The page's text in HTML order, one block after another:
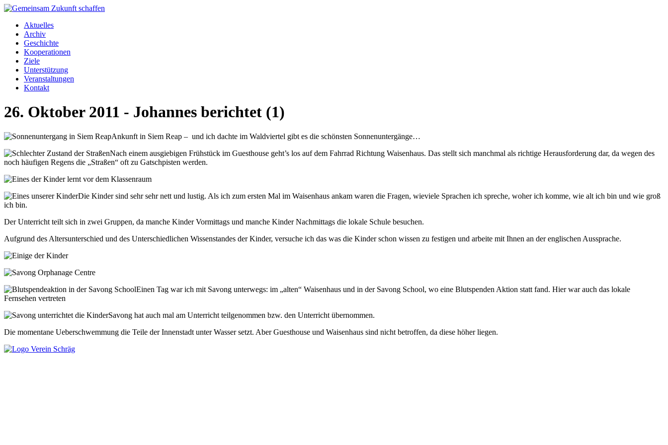
Aktuelles
Archiv
Geschichte
Kooperationen
Ziele
Unterstützung
Veranstaltungen
Kontakt
26. Oktober 2011 - Johannes berichtet (1)
Ankunft in Siem Reap – und ich dachte im Waldviertel gibt es die schönsten Sonnenuntergänge…
Nach einem ausgiebigen Frühstück im Guesthouse geht’s los auf dem Fahrrad Richtung Waisenhaus. Das stellt sich manchmal als richtige Herausforderung dar, da wegen des
noch häufigen Regens die „Straßen“ oft zu Gatschpisten werden.
Die Kinder sind sehr sehr nett und lustig. Als ich zum ersten Mal im Waisenhaus ankam waren die Fragen, wieviele Sprachen ich spreche, woher ich komme, wie alt ich bin und wie groß
ich bin.
Der Unterricht teilt sich in zwei Gruppen, da manche Kinder Vormittags und manche Kinder Nachmittags die lokale Schule besuchen.
Aufgrund des Altersunterschied und des Unterschiedlichen Wissenstandes der Kinder, versuche ich das was die Kinder schon wissen zu festigen und arbeite mit Ihnen an der englischen Aussprache.
Einen Tag war ich mit Savong unterwegs: im „alten“ Waisenhaus und in der Savong School, wo eine Blutspenden Aktion statt fand. Hier war auch das lokale
Fernsehen vertreten
Savong hat auch mal am Unterricht teilgenommen bzw. den Unterricht übernommen.
Die momentane Ueberschwemmung die Teile der Innenstadt unter Wasser setzt. Aber Guesthouse und Waisenhaus sind nicht betroffen, da diese höher liegen.